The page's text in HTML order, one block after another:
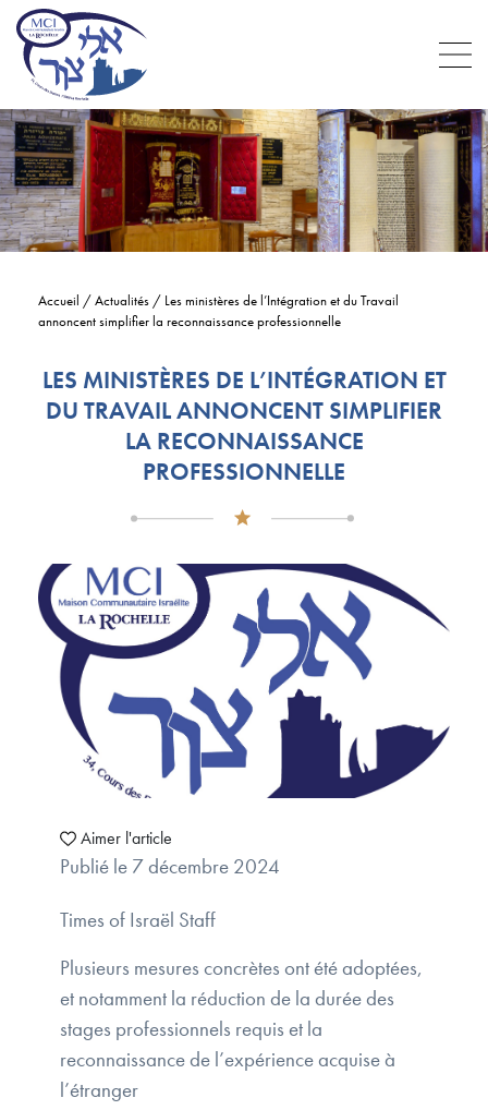
Accueil /Actualités / Les ministères de l’Intégration et du Travail
annoncent simplifier la reconnaissance professionnelle
LES MINISTÈRES DE L’INTÉGRATION ET
DU TRAVAIL ANNONCENT SIMPLIFIER
LA RECONNAISSANCE
PROFESSIONNELLE
Aimer l'article
Publié le 7 décembre 2024
Times of Israël Staff
Plusieurs mesures concrètes ont été adoptées,
et notamment la réduction de la durée des
stages professionnels requis et la
reconnaissance de l’expérience acquise à
l’étranger